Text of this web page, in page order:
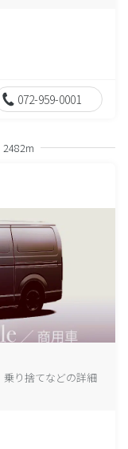
072-959-0001
2482m
り捨てなどの詳細